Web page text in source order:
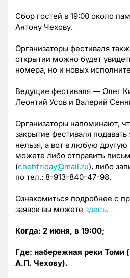
Сбор гостей в 19:00 около
Антону Чехову.
Организаторы фестиваля
открытии можно будет
номера, но и новых
Ведущие фестиваля — Олег
Леонтий Усов и Валерий
Организаторы напоминают,
закрытие фестиваля подавать
нельзя, а вот в любую другую
можете либо отправить
(chehfriday@mail.ru), либо
по тел.: 8-913-840-47-98.
Ознакомиться подробнее с
заявок вы можете здесь.
Когда: 2 июня, в 19:00;
Где: набережная реки Томи
А.П. Чехову).